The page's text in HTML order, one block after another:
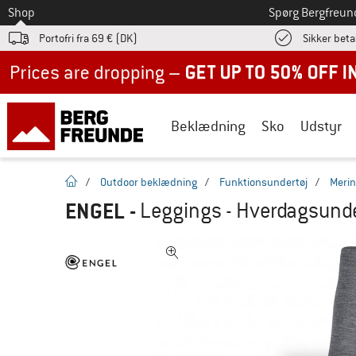
Til
Shop Spørg
Portofri fra 69 € (DK) Sikker
Beklædning Sko Udstyr
Hjemmeside
/ Outdoor beklædning / Funktionsundertøj /
ENGEL - Leggings -